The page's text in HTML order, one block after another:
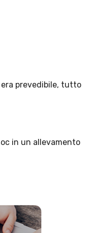
prevedibile, tutto
in un allevamento